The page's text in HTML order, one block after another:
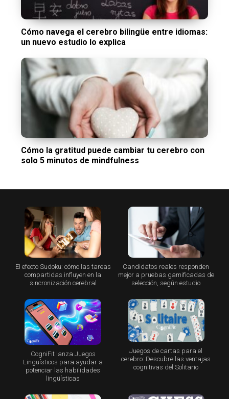
Cómo navega el cerebro bilingüe entre idiomas:
un nuevo estudio lo explica
Cómo la gratitud puede cambiar tu cerebro con
solo 5 minutos de mindfulness
El efecto Sudoku: cómo las tareas
compartidas influyen en la
sincronización cerebral
Candidatos reales responden
mejor a pruebas gamificadas de
selección, según estudio
CogniFit lanza Juegos
Lingüísticos para ayudar a
potenciar las habilidades
lingüísticas
Juegos de cartas para el
cerebro: Descubre las ventajas
cognitivas del Solitario